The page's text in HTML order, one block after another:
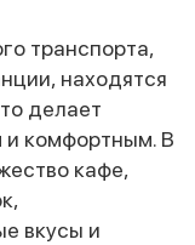
транспорта,
находятся
делает
и комфортным. В
кафе,
вкусы и